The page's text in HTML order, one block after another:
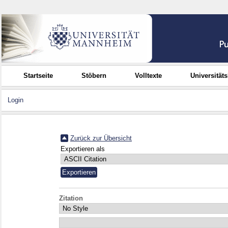
Startseite Stöbern Volltexte
Login
Zurück zur Übersicht
Exportieren als
Zitation